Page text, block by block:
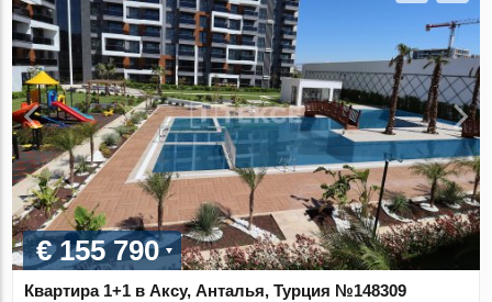
€ 155 790
Квартира 1+1 в Аксу, Анталья, Турция №148309